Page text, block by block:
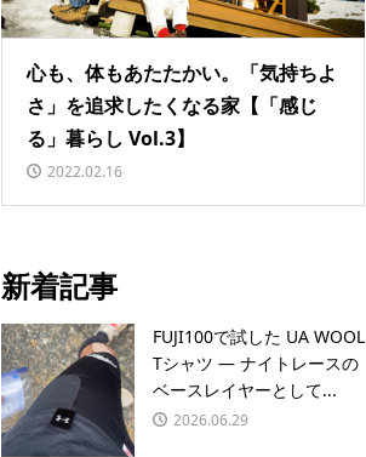
心も、体もあたたかい。「気持ちよ
さ」を追求したくなる家【「感じ
る」暮らし Vol.3】
2022.02.16
新着記事
FUJI100で試した UA WOOL
Tシャツ — ナイトレースの
ベースレイヤーとして...
2026.06.29